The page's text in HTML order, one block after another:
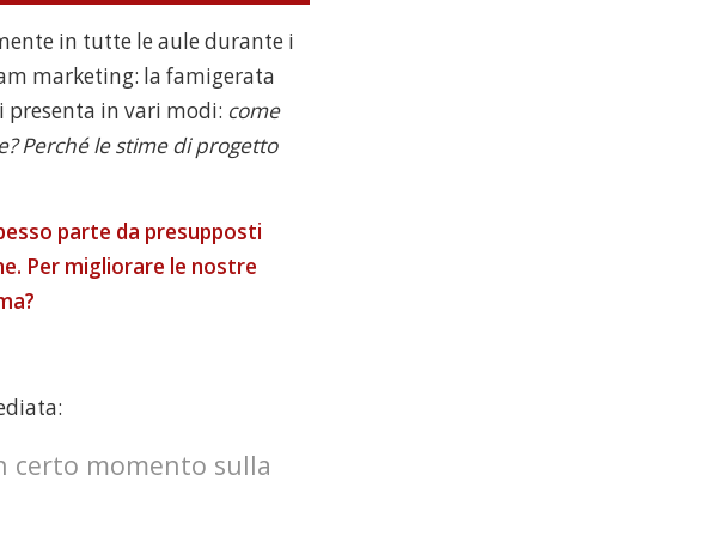
in tutte le aule durante i
marketing: la famigerata
presenta in vari modi: come
Perché le stime di progetto
parte da presupposti
Per migliorare le nostre
certo momento sulla